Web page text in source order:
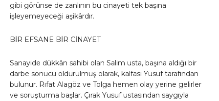
gibi görünse de zanlının bu cinayeti tek başına
işleyemeyeceği aşikârdır.
BİR EFSANE BİR CİNAYET
Sanayide dükkân sahibi olan Salim usta, başına aldığı bir
darbe sonucu öldürülmüş olarak, kalfası Yusuf tarafından
bulunur. Rıfat Alagöz ve Tolga hemen olay yerine gelirler
ve soruşturma başlar. Çırak Yusuf ustasından saygıyla